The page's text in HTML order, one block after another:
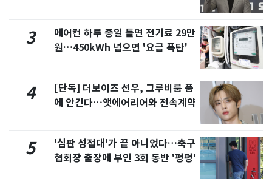
3
에어컨 하루 종일 틀면 전기료 29만
원…450kWh 넘으면 '요금 폭탄'
4
[단독] 더보이즈 선우, 그루비룸 품
에 안긴다…앳에어리어와 전속계약
5
'심판 성접대'가 끝 아니었다…축구
협회장 출장에 부인 3회 동반 '펑펑'